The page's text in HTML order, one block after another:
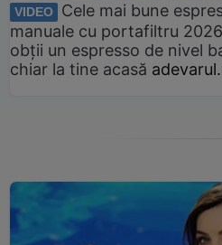
VIDEO
Cele mai bune
manuale cu portafiltru
obții un espresso de nivel
chiar la tine acasă